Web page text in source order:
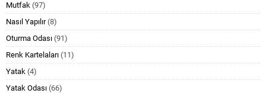
Mutfak (97)
Nasıl Yapılır(8)
Oturma Odası (91)
Renk Kartelaları (11)
Yatak (4)
Yatak Odası (66)